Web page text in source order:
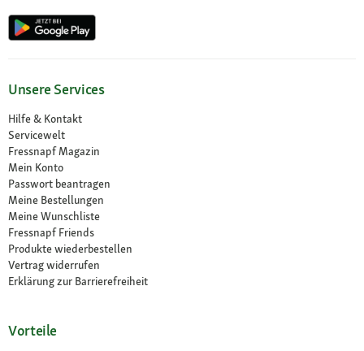
Unsere Services
Hilfe & Kontakt
Servicewelt
Fressnapf Magazin
Mein Konto
Passwort beantragen
Meine Bestellungen
Meine Wunschliste
Fressnapf Friends
Produkte wiederbestellen
Vertrag widerrufen
Erklärung zur Barrierefreiheit
Vorteile